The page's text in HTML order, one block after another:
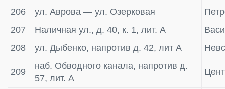
206
ул. Аврова — ул. Озерковая
207
Наличная ул., д. 40, к. 1, лит. А
208
ул. Дыбенко, напротив д. 42, лит А
209
наб. Обводного канала, напротив д.
57, лит. А